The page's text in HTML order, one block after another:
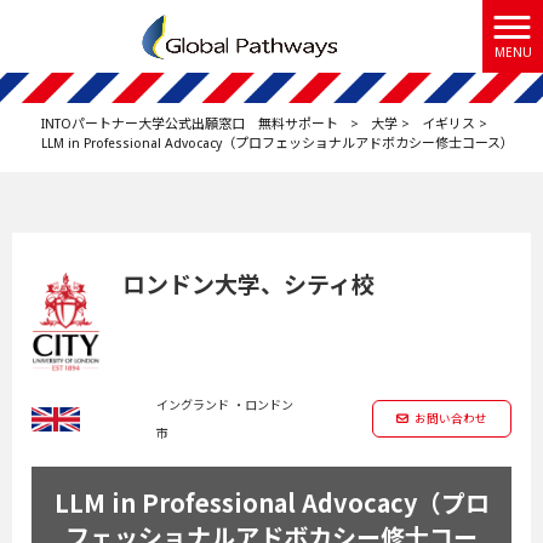
MENU
INTOパートナー大学公式出願窓口 無料サポート > 大学 > イギリス >
LLM in Professional Advocacy（プロフェッショナルアドボカシー修士コース）
ロンドン大学、シティ校
イングランド ・ロンドン
市
お問い合わせ
LLM in Professional Advocacy（プロ